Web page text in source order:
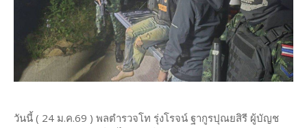
วันนี้ ( 24 ม.ค.69 ) พลตำรวจโท รุ่งโรจน์ ฐากูรปุณยสิรี ผู้บัญช